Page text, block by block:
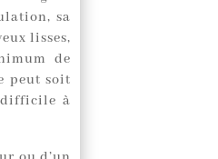
sa
lisses,
de
peut soit
difficile à